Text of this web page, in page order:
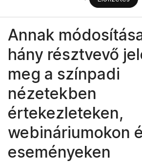
Annak
hány résztvevő
meg a színpadi
nézetekben
értekezleteken,
webináriumokon
eseményeken